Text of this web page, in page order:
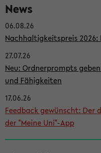
e
i
t
e
n
l
e
i
s
News
06.08.26
Nachhaltigkeitspreis
27.07.26
Neu: Ordnerprompts
und Fähigkeiten
17.06.26
Feedback gewünscht: Der
der "Meine Uni"-App